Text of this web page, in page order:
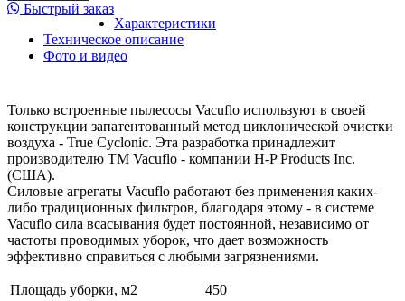
Быстрый заказ
Характеристики
Техническое описание
Фото и видео
Только встроенные пылесосы Vacuflo используют в своей
конструкции запатентованный метод циклонической очистки
воздуха - True Cyclonic. Эта разработка принадлежит
производителю ТМ Vacuflo - компании H-P Products Inc.
(США).
Силовые агрегаты Vacuflo работают без применения каких-
либо традиционных фильтров, благодаря этому - в системе
Vacuflo сила всасывания будет постоянной, независимо от
частоты проводимых уборок, что дает возможность
эффективно справиться с любыми загрязнениями.
Площадь уборки, м2
450